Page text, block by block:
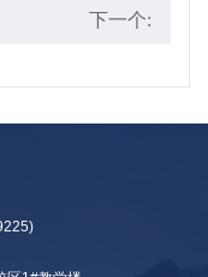
下一个: